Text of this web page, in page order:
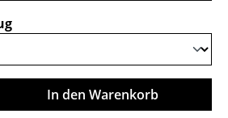
auswählen
Gib den gewünschten
In den Warenkorb